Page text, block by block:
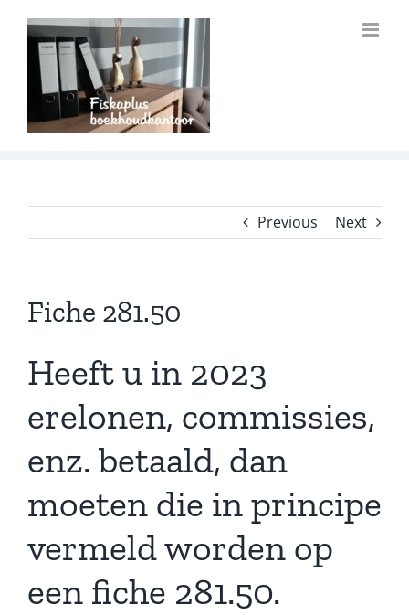
Previous Next
Fiche 281.50
Heeft u in 2023
erelonen, commissies,
enz. betaald, dan
moeten die in principe
vermeld worden op
een fiche 281.50.